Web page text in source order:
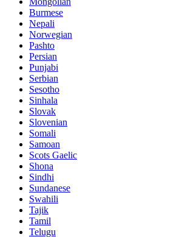
Burmese
Nepali
Norwegian
Pashto
Persian
Punjabi
Serbian
Sesotho
Sinhala
Slovak
Slovenian
Somali
Samoan
Scots Gaelic
Shona
Sindhi
Sundanese
Swahili
Tajik
Tamil
Telugu